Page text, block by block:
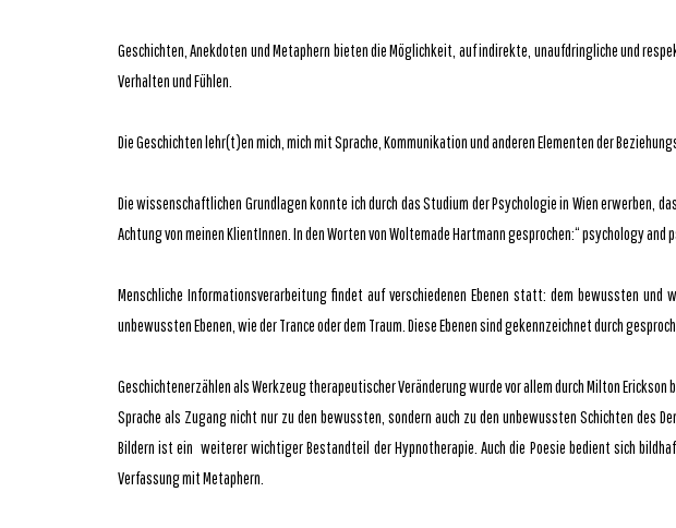
Geschichten, Anekdoten und Metaphern bieten die Möglichkeit, auf indirekte, unaufdringliche und
Verhalten und Fühlen.
Die Geschichten lehr(t)en mich, mich mit Sprache, Kommunikation und anderen Elementen der
Die wissenschaftlichen Grundlagen konnte ich durch das Studium der Psychologie in Wien erwerben,
Achtung von meinen KlientInnen. In den Worten von Woltemade Hartmann gesprochen:“ psychology
Menschliche Informationsverarbeitung findet auf verschiedenen Ebenen statt: dem bewussten
unbewussten Ebenen, wie der Trance oder dem Traum. Diese Ebenen sind gekennzeichnet durch
Geschichtenerzählen als Werkzeug therapeutischer Veränderung wurde vor allem durch Milton
Sprache als Zugang nicht nur zu den bewussten, sondern auch zu den unbewussten Schichten des
Bildern ist ein weiterer wichtiger Bestandteil der Hypnotherapie. Auch die Poesie bedient sich
Verfassung mit Metaphern.